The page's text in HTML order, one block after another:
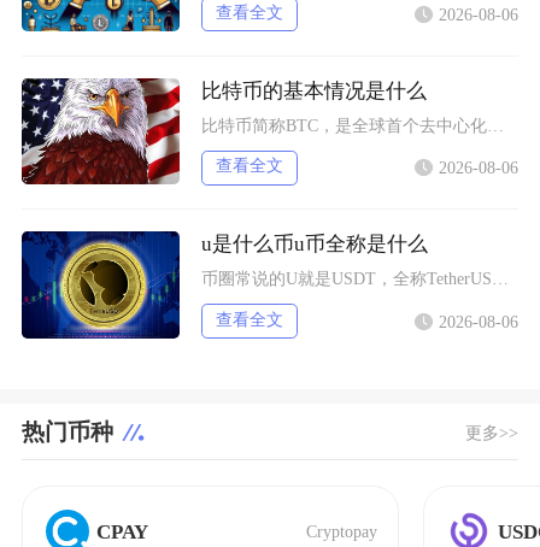
查看全文 2026-08-06
比特币的基本情况是什么
查看全文 2026-08-06
u是什么币u币全称是什么
币圈常说的U就是USDT，全称TetherUSD，中文名称泰达币，是当前市场流通规模最大的
查看全文 2026-08-06
热门币种 更多>>
CPAY Cryptopay